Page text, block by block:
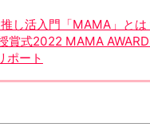
し活入門「MAMA」と
賞式2022 MAMA
ポート